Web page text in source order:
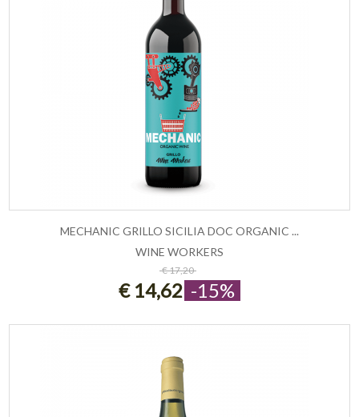
ESAURITO
MECHANIC GRILLO SICILIA DOC ORGANIC ...
WINE WORKERS
€ 17,20
€ 14,62 -15%